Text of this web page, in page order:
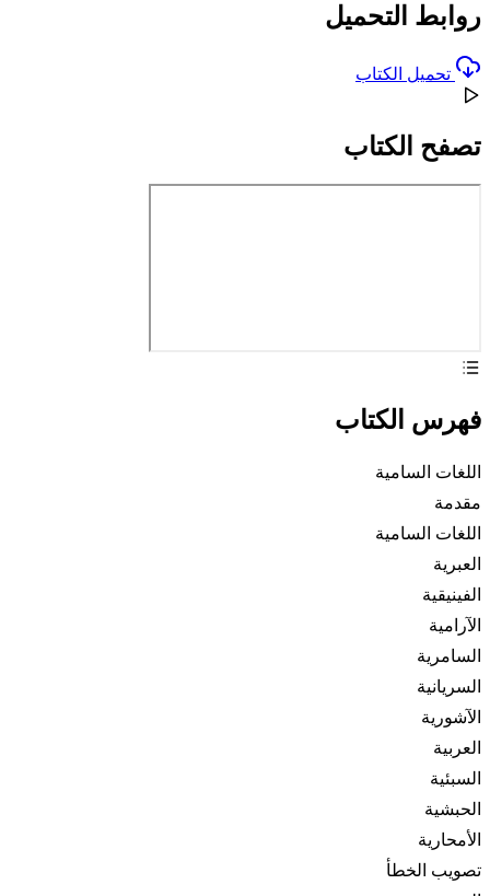
روابط التحميل
تحميل الكتاب
تصفح الكتاب
فهرس الكتاب
اللغات السامية
مقدمة
اللغات السامية
العبرية
الفينيقية
الآرامية
السامرية
السريانية
الآشورية
العربية
السبئية
الحبشية
الأمحارية
تصويب الخطأ